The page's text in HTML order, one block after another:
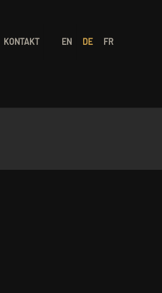
KONTAKT EN DE FR